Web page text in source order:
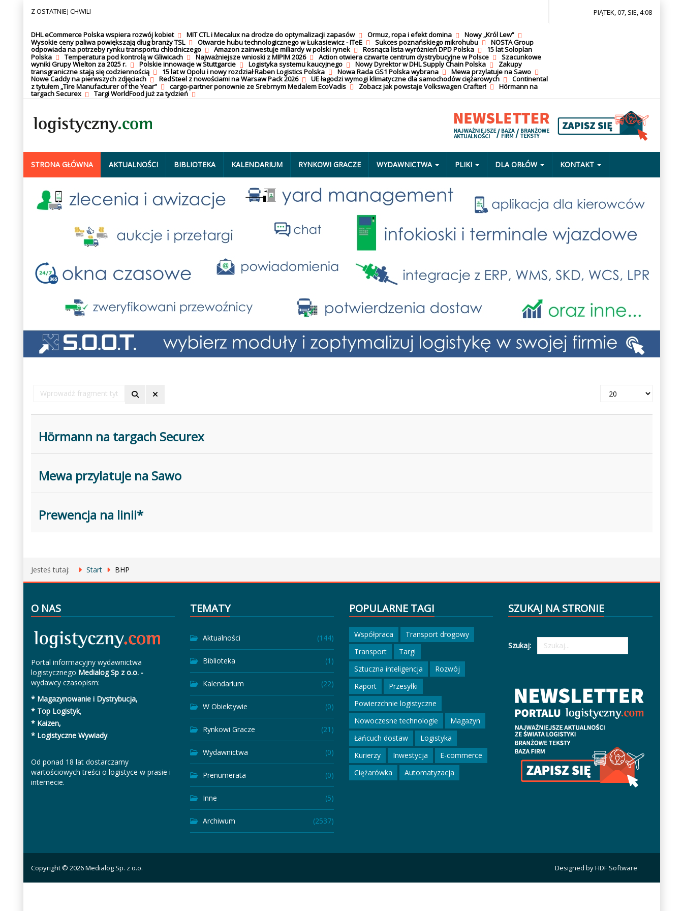
Z OSTATNIEJ CHWILI
DHL eCommerce Polska wspiera rozwój kobiet MIT CTL i Mecalux na drodze do optymalizacji zapasów Ormuz, ropa i efekt domina
Nowy „Król Lew”
Wysokie ceny paliwa powiększają dług branży TSL
Otwarcie hubu technologicznego w Łukasiewicz - ITeE Sukces poznańskiego mikrohubu
NOSTA Group
odpowiada na potrzeby rynku transportu chłodniczego
Amazon zainwestuje miliardy w polski rynek Rosnąca lista wyróżnień DPD Polska
15 lat Soloplan
Polska
Temperatura pod kontrolą w Gliwicach Najważniejsze wnioski z MIPIM 2026 Action otwiera czwarte centrum dystrybucyjne w Polsce
Szacunkowe
wyniki Grupy Wielton za 2025 r.
Polskie innowacje w Stuttgarcie Logistyka systemu kaucyjnego Nowy Dyrektor w DHL Supply Chain Polska
Zakupy
transgraniczne stają się codziennością
15 lat w Opolu i nowy rozdział Raben Logistics Polska Nowa Rada GS1 Polska wybrana
Mewa przylatuje na Sawo
Nowe Caddy na pierwszych zdjęciach
RedSteel z nowościami na Warsaw Pack 2026 UE łagodzi wymogi klimatyczne dla samochodów ciężarowych
Continental
z tytułem „Tire Manufacturer of the Year”
cargo-partner ponownie ze Srebrnym Medalem EcoVadis Zobacz jak powstaje Volkswagen Crafter!
Hörmann na
targach Securex
Targi WorldFood już za tydzień
PIĄTEK, 07, SIE, 4:08
STRONA GŁÓWNA AKTUALNOŚCI BIBLIOTEKA KALENDARIUM RYNKOWI GRACZE WYDAWNICTWA PLIKI DLA ORŁÓW KONTAKT
Wprowadź
fragment
Pokaż
Hörmann na targach Securex
Mewa przylatuje na Sawo
Prewencja na linii*
Jesteś tutaj: Start BHP
O NAS
Portal informacyjny wydawnictwa
logistycznego Medialog Sp z o.o. -
wydawcy czasopism:
* Magazynowanie i Dystrybucja,
* Top Logistyk,
* Kaizen,
* Logistyczne Wywiady.
Od ponad 18 lat dostarczamy
wartościowych treści o logistyce w prasie i
internecie.
TEMATY
Aktualności (144)
Biblioteka (1)
Kalendarium (22)
W Obiektywie (0)
Rynkowi Gracze (21)
Wydawnictwa (0)
Prenumerata (0)
Inne (5)
Archiwum (2537)
POPULARNE TAGI
Współpraca
Transport drogowy
Transport
Targi
Sztuczna inteligencja
Rozwój
Raport
Przesyłki
Powierzchnie logistyczne
Nowoczesne technologie
Magazyn
Łańcuch dostaw
Logistyka
Kurierzy
Inwestycja
E-commerce
Ciężarówka
Automatyzacja
SZUKAJ NA STRONIE
Szukaj:
Copyright © 2026 Medialog Sp. z o.o. Designed by HDF Software